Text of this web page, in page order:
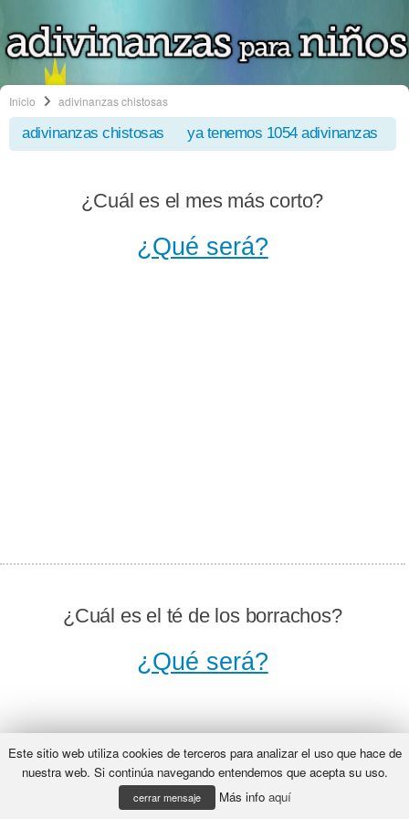
Inicio adivinanzas chistosas
ya tenemos 1054 adivinanzas
adivinanzas chistosas
¿Cuál es el mes más corto?
¿Qué será?
¿Cuál es el té de los borrachos?
¿Qué será?
¿Por qué se disculpó el cuadro
con la pared?
Este sitio web utiliza cookies de terceros para analizar el uso que hace de
nuestra web. Si continúa navegando entendemos que acepta su uso.
cerrar mensaje Más info aquí